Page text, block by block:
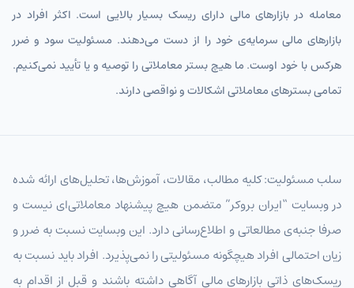
معامله در بازارهای مالی دارای ریسک بسیار بالایی است. اکثر افراد در
بازارهای مالی سرمایه‌ی خود را از دست می‌دهند. مسئولیت سود و ضرر
هرکس با خود اوست. ما هیچ بستر معاملاتی را توصیه و یا تأیید نمی‌کنیم.
تمامی بسترهای معاملاتی اشکالات و نواقصی دارند.
سلب مسئولیت: کلیه مطالب، مقالات، آموزش‌ها، تحلیل‌های ارائه شده
در وبسایت “ایران بروکر” متضمن هیچ پیشنهاد معاملاتی‌ای نیست و
صرفا جنبه‌ی مطالعاتی و اطلاع‌رسانی دارد. این وبسایت نسبت به ضرر و
زیان احتمالی افراد هیچگونه مسئولیتی را نمی‌پذیرد. افراد باید نسبت به
ریسک‌های ذاتی بازارهای مالی آگاهی داشته باشند و قبل از اقدام به